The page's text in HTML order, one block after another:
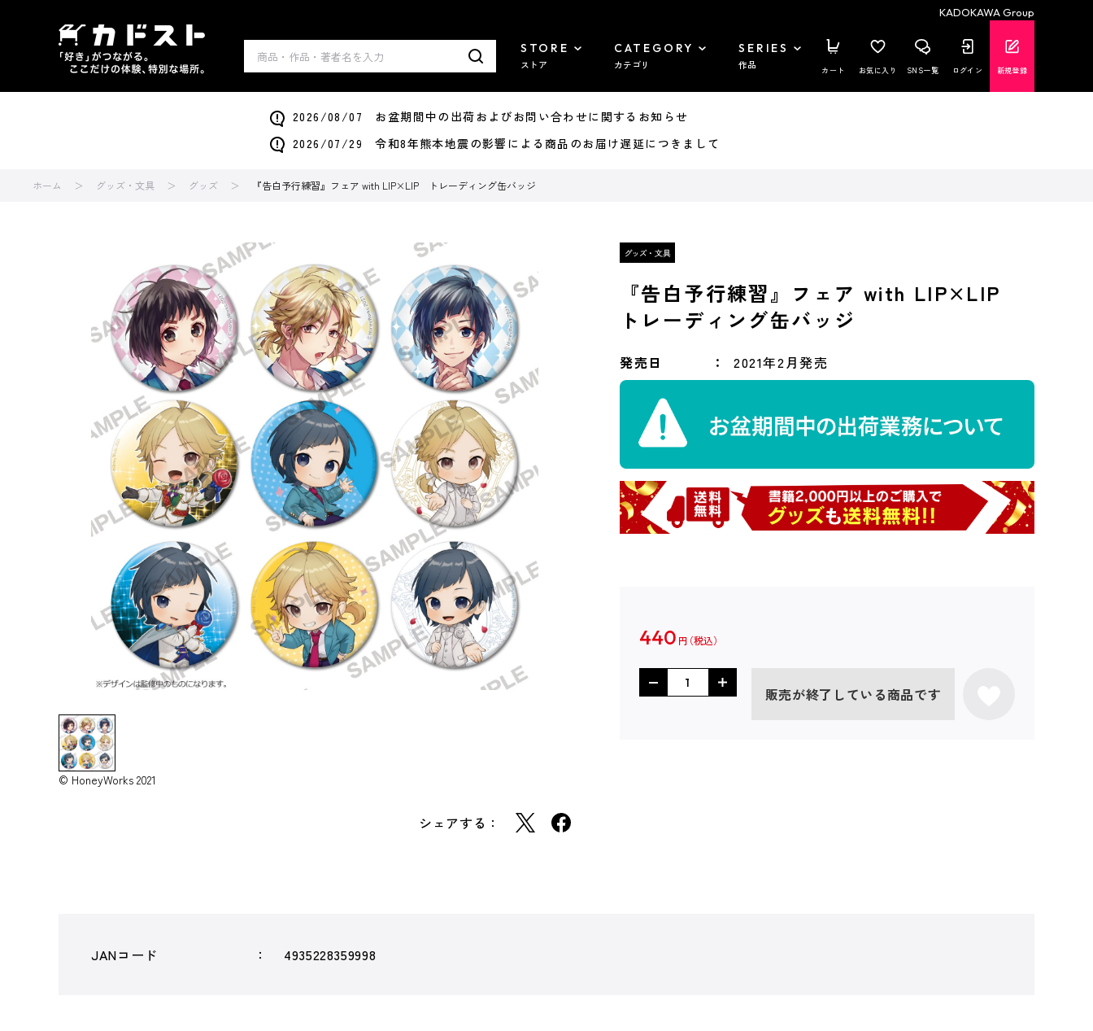
KADOKAWA Group
STORE
ストア
CATEGORY
カテゴリ
SERIES
作品 カート お気に入り SNS一覧 ログイン 新規登録
2026/08/07 お盆期間中の出荷およびお問い合わせに関するお知らせ
2026/07/29 令和8年熊本地震の影響による商品のお届け遅延につきまして
ホーム グッズ・文具 グッズ 『告白予行練習』フェア with LIP×LIP トレーディング缶バッジ
© HoneyWorks 2021
シェアする：
『告白予行練習』フェア with LIP×LIP
トレーディング缶バッジ
発売日 2021年2月発売
440 円
販売が終了している商品です
JANコード 4935228359998